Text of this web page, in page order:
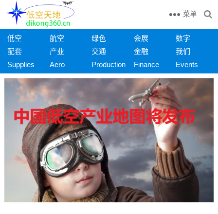
菜单
低空 航空 绿色 会展
数字
配套
产业 交通 金融
我们
Supplies
Aero Production Finance Events